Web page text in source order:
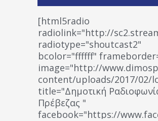
[html5radio
radiolink="http://
radiotype="shoutcast2"
bcolor="ffffff"
image="http://
content/uploads/2017/02/
title="Δημοτική
Πρέβεζας "
facebook="https://